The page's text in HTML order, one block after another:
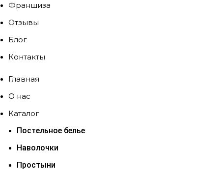
Франшиза
Отзывы
Блог
Контакты
Главная
О нас
Каталог
Постельное белье
Наволочки
Простыни